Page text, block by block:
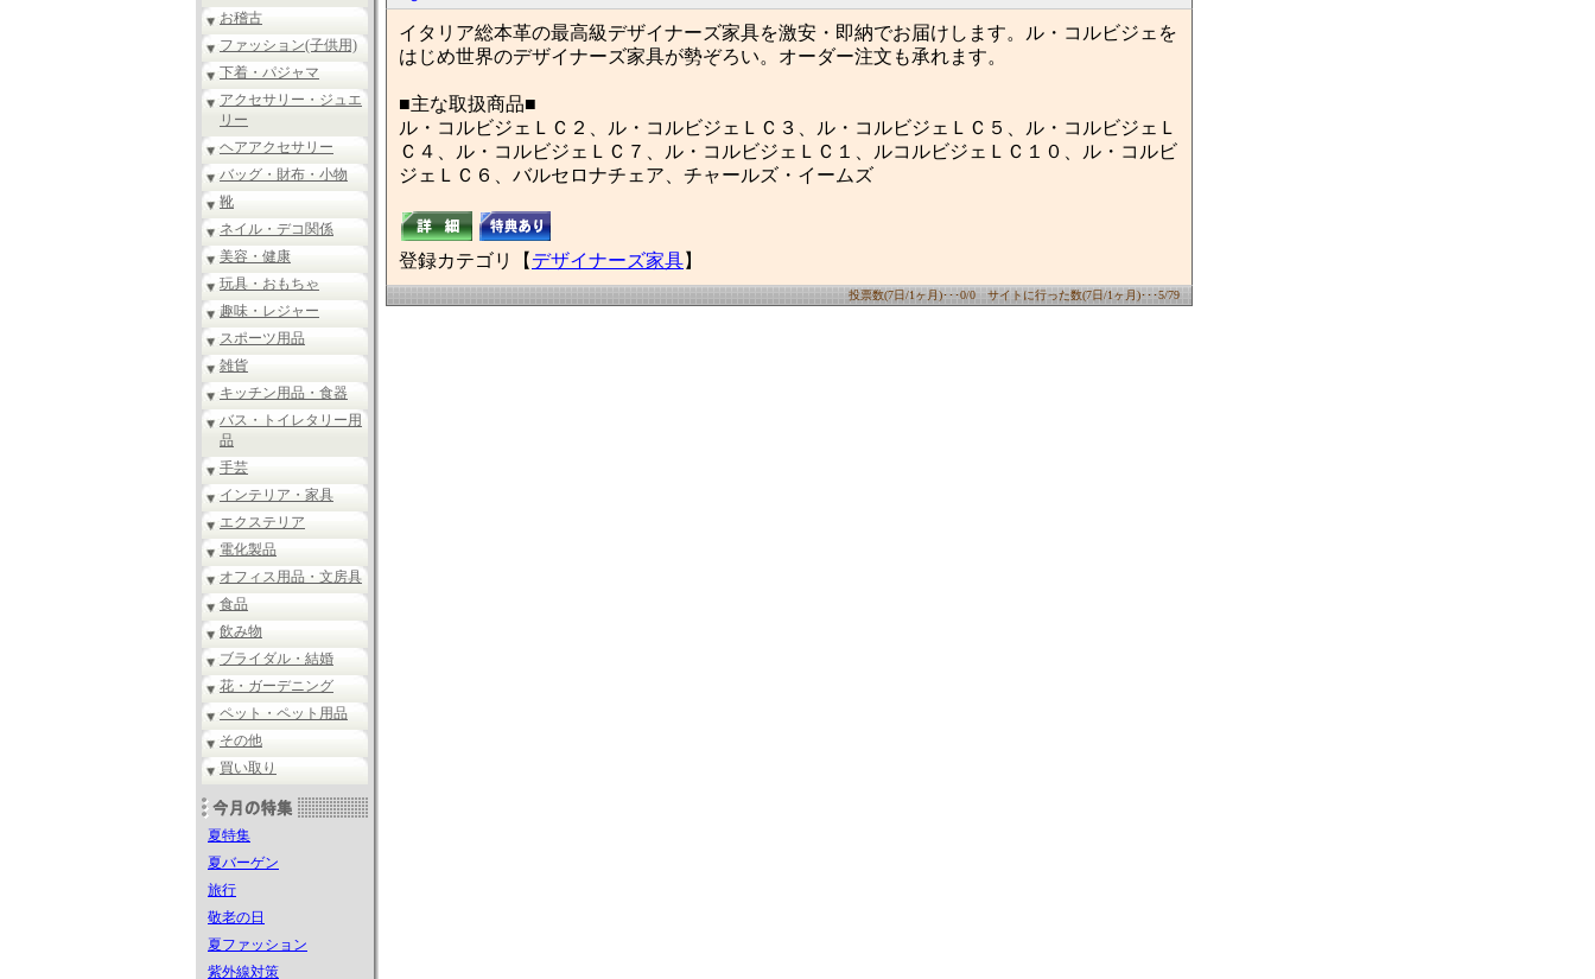
お稽古
ファッション(子供用)
下着・パジャマ
アクセサリー・ジュエ
リー
ヘアアクセサリー
バッグ・財布・小物
靴
ネイル・デコ関係
美容・健康
玩具・おもちゃ
趣味・レジャー
スポーツ用品
雑貨
キッチン用品・食器
バス・トイレタリー用
品
手芸
インテリア・家具
エクステリア
電化製品
オフィス用品・文房具
食品
飲み物
ブライダル・結婚
花・ガーデニング
ペット・ペット用品
その他
買い取り
夏特集
夏バーゲン
旅行
敬老の日
夏ファッション
紫外線対策
イタリア総本革の最高級デザイナーズ家具を激安・即納でお届けします。ル・コルビジェを
はじめ世界のデザイナーズ家具が勢ぞろい。オーダー注文も承れます。
■主な取扱商品■
ル・コルビジェＬＣ２、ル・コルビジェＬＣ３、ル・コルビジェＬＣ５、ル・コルビジェＬ
Ｃ４、ル・コルビジェＬＣ７、ル・コルビジェＬＣ１、ルコルビジェＬＣ１０、ル・コルビ
ジェＬＣ６、バルセロナチェア、チャールズ・イームズ
登録カテゴリ【 デザイナーズ家具】
投票数(7日/1ヶ月)･･･0/0 サイトに行った数(7日/1ヶ月)･･･5/79